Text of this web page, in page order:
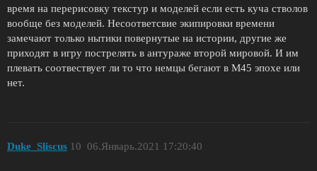
время на перерисовку текстур и моделей если есть куча стволов
вообще без моделей. Несоответсвие экипировки времени
замечают только нытики повернутые на истории, другие же
приходят в игру пострелять в антураже второй мировой. И им
плевать соотвествует ли то что немцы бегают в М45 эпохе или
нет.
Duke_Sliscus 06.Январь.2021 17:20:40
10